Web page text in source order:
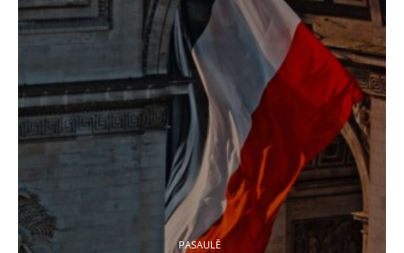
PASAULĒ